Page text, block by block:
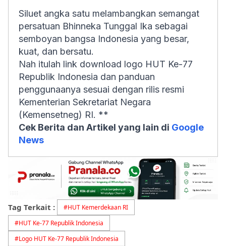
Siluet angka satu melambangkan semangat
persatuan Bhinneka Tunggal Ika sebagai
semboyan bangsa Indonesia yang besar,
kuat, dan bersatu.
Nah itulah link download logo HUT Ke-77
Republik Indonesia dan panduan
penggunaanya sesuai dengan rilis resmi
Kementerian Sekretariat Negara
(Kemensetneg) RI. **
Cek Berita dan Artikel yang lain di Google
News
Tag Terkait : #HUT Kemerdekaan RI
#HUT Ke-77 Republik Indonesia
#Logo HUT Ke-77 Republik Indonesia